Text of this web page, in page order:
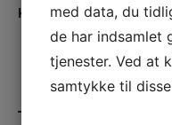
Kontakt os
med data, du
de har indsamlet
tjenester. Ved at
samtykke til